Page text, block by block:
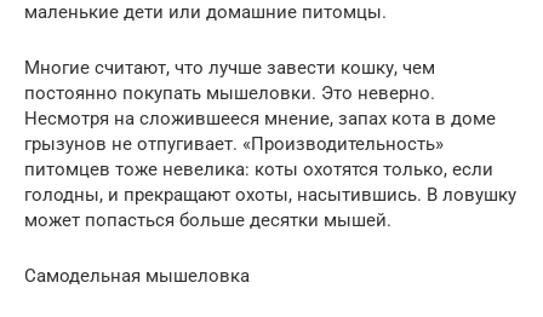
маленькие дети или домашние питомцы.
Многие считают, что лучше завести кошку, чем
постоянно покупать мышеловки. Это неверно.
Несмотря на сложившееся мнение, запах кота в доме
грызунов не отпугивает. «Производительность»
питомцев тоже невелика: коты охотятся только, если
голодны, и прекращают охоты, насытившись. В ловушку
может попасться больше десятки мышей.
Самодельная мышеловка